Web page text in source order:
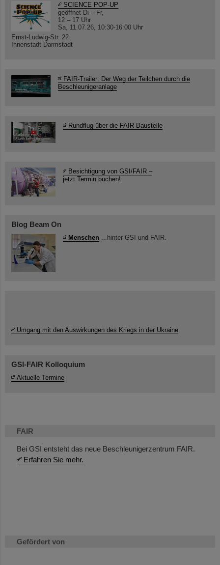
FAIR
Bei GSI entsteht das neue Beschleunigerzentrum FAIR.
Erfahren Sie mehr.
Gefördert von
SCIENCE POP-UP
geöffnet Di – Fr,
12 – 17 Uhr
Sa, 11.07.26, 10:30-16:00 Uhr
Ernst-Ludwig-Str. 22
Innenstadt Darmstadt
FAIR-Trailer: Der Weg der Teilchen durch die
Beschleunigeranlage
Rundflug über die FAIR-Baustelle
Besichtigung von GSI/FAIR –
jetzt Termin buchen!
Blog Beam On
Menschen ...hinter GSI und FAIR.
Umgang mit den Auswirkungen des Kriegs in der Ukraine
GSI-FAIR Kolloquium
Aktuelle Termine